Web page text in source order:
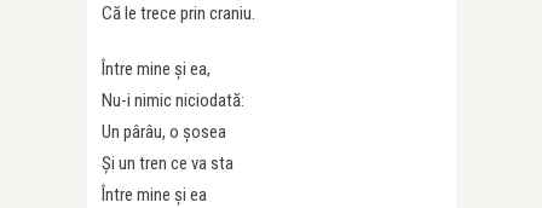
Că le trece prin craniu.
Între mine și ea,
Nu-i nimic niciodată:
Un pârâu, o șosea
Și un tren ce va sta
Între mine și ea